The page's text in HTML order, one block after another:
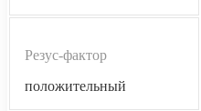
Резус-фактор
положительный